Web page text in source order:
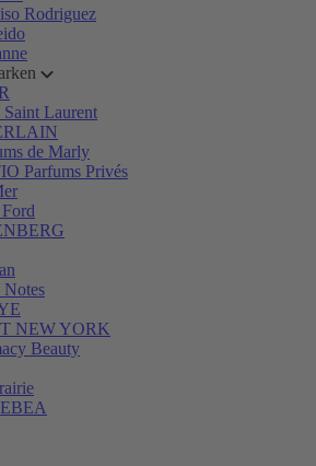
Rodriguez
Saint Laurent
de Marly
Parfums Privés
NEW YORK
Beauty